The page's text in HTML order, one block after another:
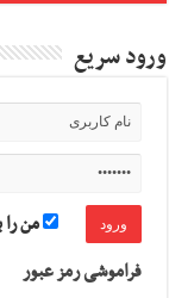
ورود سریع
من را
فراموشی رمز عبور